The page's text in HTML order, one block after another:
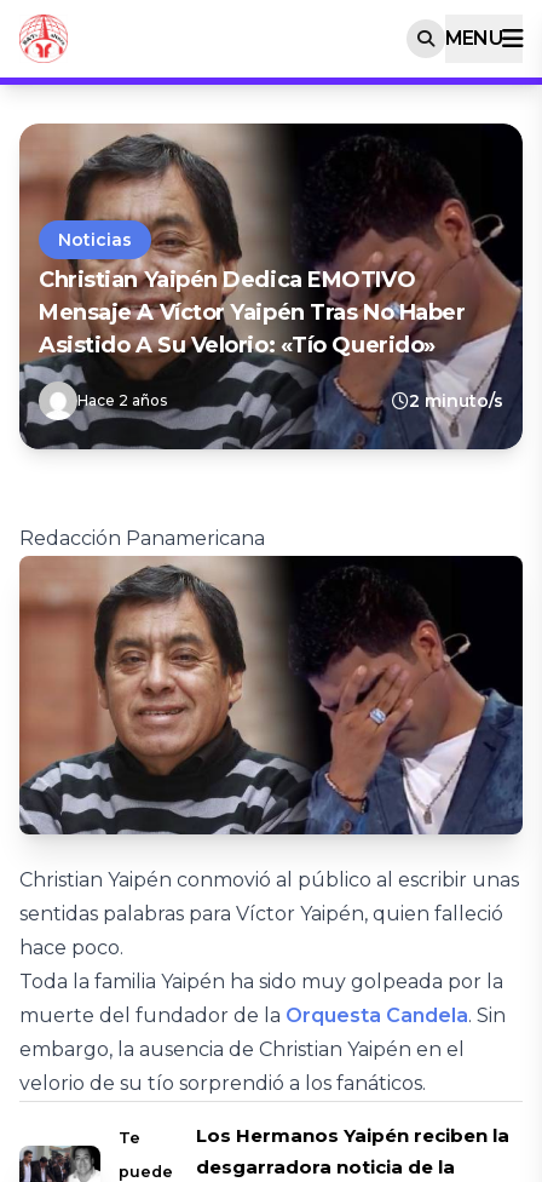
MENU
Noticias
Christian Yaipén Dedica EMOTIVO
Mensaje A Víctor Yaipén Tras No Haber
Asistido A Su Velorio: «Tío Querido»
Hace 2 años 2 minuto/s
Redacción Panamericana
Christian Yaipén conmovió al público al escribir unas
sentidas palabras para Víctor Yaipén, quien falleció
hace poco.
Toda la familia Yaipén ha sido muy golpeada por la
muerte del fundador de la Orquesta Candela. Sin
embargo, la ausencia de Christian Yaipén en el
velorio de su tío sorprendió a los fanáticos.
Te
puede
Los Hermanos Yaipén reciben la
desgarradora noticia de la